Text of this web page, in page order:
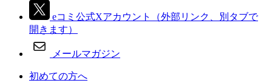
eコミ公式Xアカウント
（外部リンク、別タブで
開きます）
メールマガジン
初めての方へ